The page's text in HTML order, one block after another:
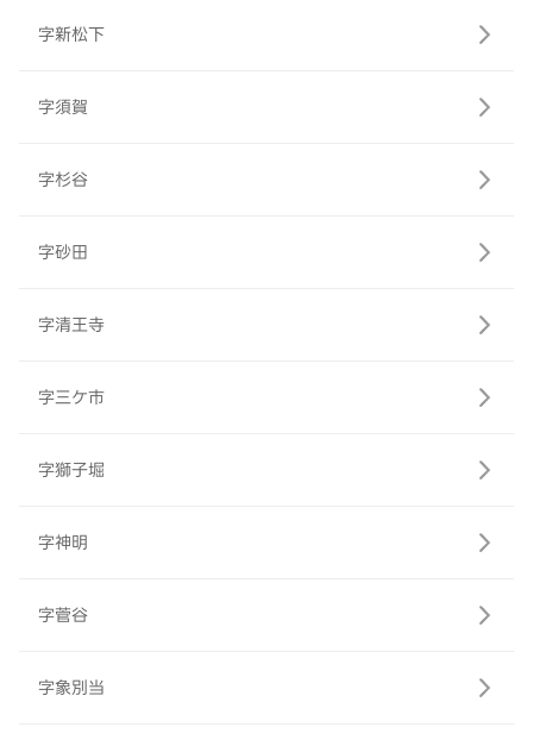
字新松下
字須賀
字杉谷
字砂田
字清王寺
字三ケ市
字獅子堀
字神明
字菅谷
字象別当